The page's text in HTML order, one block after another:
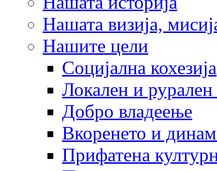
Нашата визија,
Нашите цели
Социјална кохезија
Локален и рурален
Добро владеење
Вкоренето и
Прифатена